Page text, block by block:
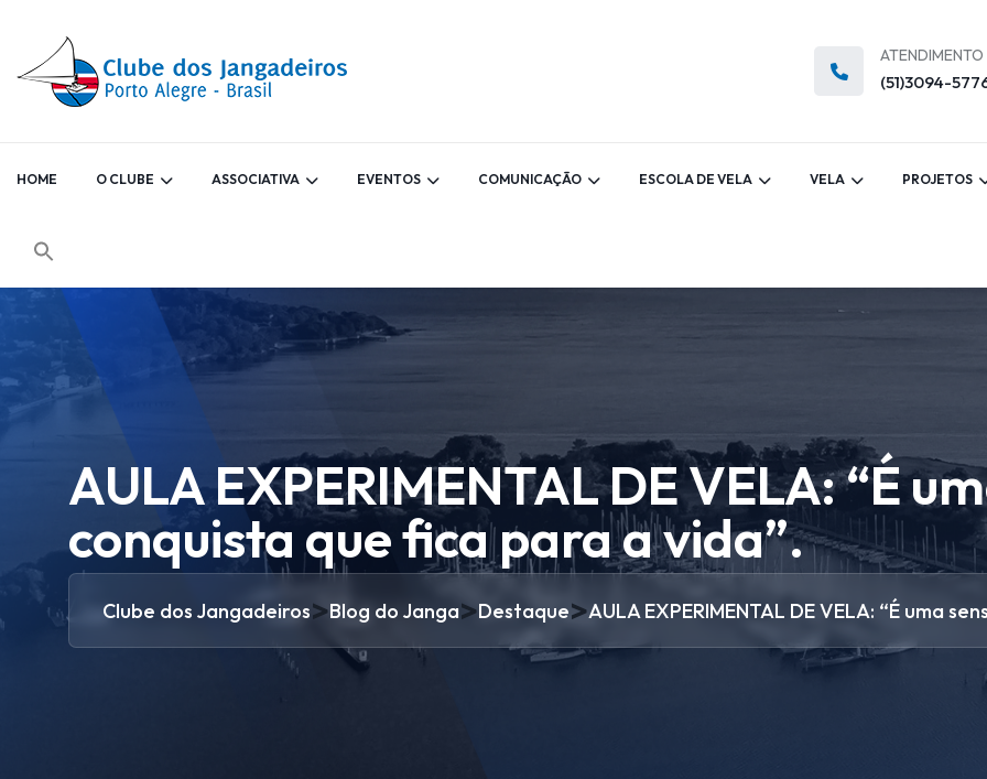
ATENDIMENTO
(51)3094-
HOME O CLUBE ASSOCIATIVA EVENTOS COMUNICAÇÃO ESCOLA DE VELA VELA PROJETOS
AULA EXPERIMENTAL DE VELA: “É
conquista que fica para a vida”.
Clube dos Jangadeiros>Blog do Janga>Destaque>AULA EXPERIMENTAL DE VELA: “É uma